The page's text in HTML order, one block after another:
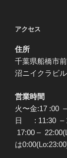
ン
アクセス
住所
千葉県船
沼ニイクラビ
営業時間
火〜金:17 :00 –
日 :
17:00 –
は